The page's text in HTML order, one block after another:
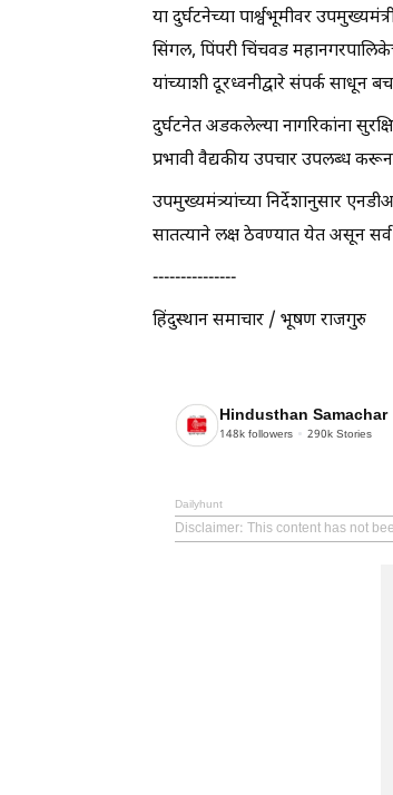
या दुर्घटनेच्या पार्श्वभूमीवर
सिंगल, पिंपरी चिंचवड
यांच्याशी दूरध्वनीद्वारे संपर्क साधून
दुर्घटनेत अडकलेल्या नागरिकांना
प्रभावी वैद्यकीय उपचार उपलब्ध
उपमुख्यमंत्र्यांच्या निर्देशानुसार
सातत्याने लक्ष ठेवण्यात येत असून
---------------
हिंदुस्थान समाचार / भूषण राजगुरु
Hindusthan Samachar
148k followers 290k Stories
Dailyhunt
Disclaimer: This content has not